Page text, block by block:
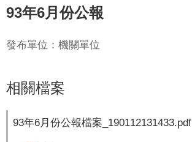
品
牌
認
嘉
義
新
93年6月份公報
發布單位：機關單位
相關檔案
93年6月份公報檔案_190112131433.pdf